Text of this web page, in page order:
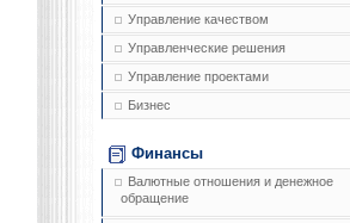
Управление качеством
Управленческие решения
Управление проектами
Бизнес
Финансы
Валютные отношения и денежное
обращение